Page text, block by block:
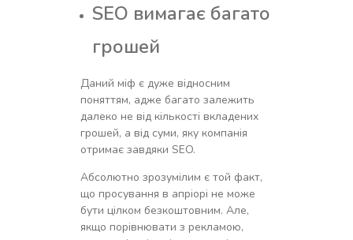
SEO вимагає багато
грошей
Даний міф є дуже відносним
поняттям, адже багато залежить
далеко не від кількості вкладених
грошей, а від суми, яку компанія
отримає завдяки SEO.
Абсолютно зрозумілим є той факт,
що просування в апріорі не може
бути цілком безкоштовним. Але,
якщо порівнювати з рекламою,